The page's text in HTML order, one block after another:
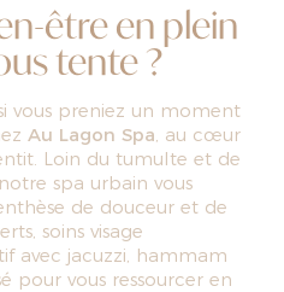
être en plein
tente ?
vous preniez un moment
Au Lagon Spa, au cœur
Loin du tumulte et de
spa urbain vous
de douceur et de
soins visage
avec jacuzzi, hammam
pour vous ressourcer en